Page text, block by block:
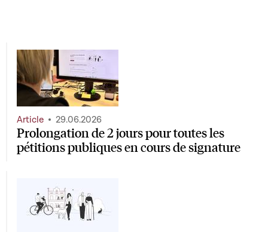
Prolongation de 2 jours pour toutes les
pétitions publiques en cours de signature
Article 29.06.2026